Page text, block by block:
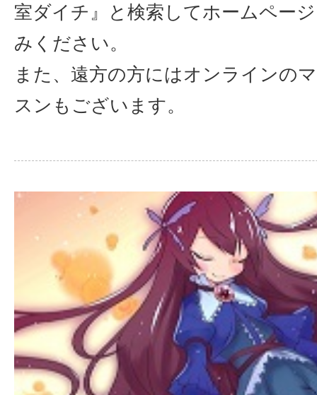
室ダイチ』と検索してホームペー
みください。
また、遠方の方にはオンラインの
スンもございます。